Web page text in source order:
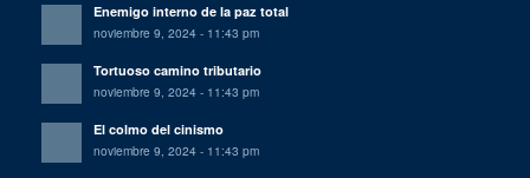
Enemigo interno de la paz total
noviembre 9, 2024 - 11:43 pm
Tortuoso camino tributario
noviembre 9, 2024 - 11:43 pm
El colmo del cinismo
noviembre 9, 2024 - 11:43 pm